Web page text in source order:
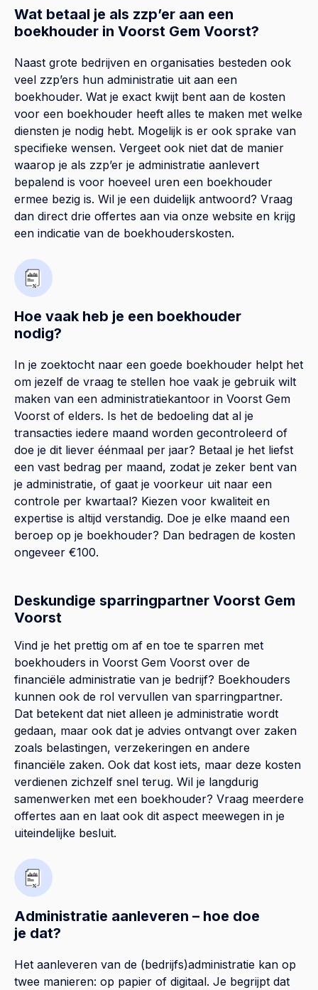
Wat betaal je als zzp’er aan een
boekhouder in Voorst Gem Voorst?
Naast grote bedrijven en organisaties besteden ook
veel zzp’ers hun administratie uit aan een
boekhouder. Wat je exact kwijt bent aan de kosten
voor een boekhouder heeft alles te maken met welke
diensten je nodig hebt. Mogelijk is er ook sprake van
specifieke wensen. Vergeet ook niet dat de manier
waarop je als zzp’er je administratie aanlevert
bepalend is voor hoeveel uren een boekhouder
ermee bezig is. Wil je een duidelijk antwoord? Vraag
dan direct drie offertes aan via onze website en krijg
een indicatie van de boekhouderskosten.
Hoe vaak heb je een boekhouder
nodig?
In je zoektocht naar een goede boekhouder helpt het
om jezelf de vraag te stellen hoe vaak je gebruik wilt
maken van een administratiekantoor in Voorst Gem
Voorst of elders. Is het de bedoeling dat al je
transacties iedere maand worden gecontroleerd of
doe je dit liever éénmaal per jaar? Betaal je het liefst
een vast bedrag per maand, zodat je zeker bent van
je administratie, of gaat je voorkeur uit naar een
controle per kwartaal? Kiezen voor kwaliteit en
expertise is altijd verstandig. Doe je elke maand een
beroep op je boekhouder? Dan bedragen de kosten
ongeveer €100.
Deskundige sparringpartner Voorst Gem
Voorst
Vind je het prettig om af en toe te sparren met
boekhouders in Voorst Gem Voorst over de
financiële administratie van je bedrijf? Boekhouders
kunnen ook de rol vervullen van sparringpartner.
Dat betekent dat niet alleen je administratie wordt
gedaan, maar ook dat je advies ontvangt over zaken
zoals belastingen, verzekeringen en andere
financiële zaken. Ook dat kost iets, maar deze kosten
verdienen zichzelf snel terug. Wil je langdurig
samenwerken met een boekhouder? Vraag meerdere
offertes aan en laat ook dit aspect meewegen in je
uiteindelijke besluit.
Administratie aanleveren – hoe doe
je dat?
Het aanleveren van de (bedrijfs)administratie kan op
twee manieren: op papier of digitaal. Je begrijpt dat